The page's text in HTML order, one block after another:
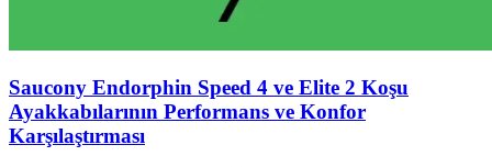
Saucony Endorphin Speed 4 ve Elite 2 Koşu
Ayakkabılarının Performans ve Konfor
Karşılaştırması